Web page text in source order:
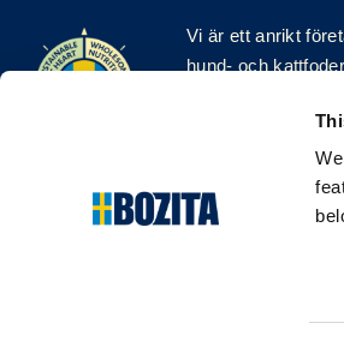
Vi är ett anrikt
hund- och
och kattmat
svenska gårdar i
Följ oss på